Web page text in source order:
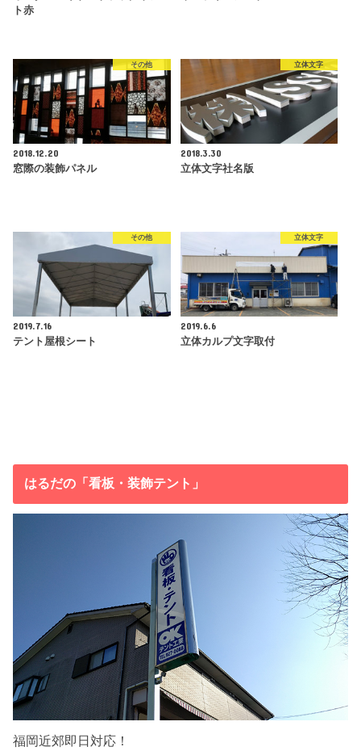
ト赤
その他
2018.12.20
窓際の装飾パネル
立体文字
2018.3.30
立体文字社名版
その他
2019.7.16
テント屋根シート
立体文字
2019.6.6
立体カルプ文字取付
はるだの「看板・装飾テント」
福岡近郊即日対応！